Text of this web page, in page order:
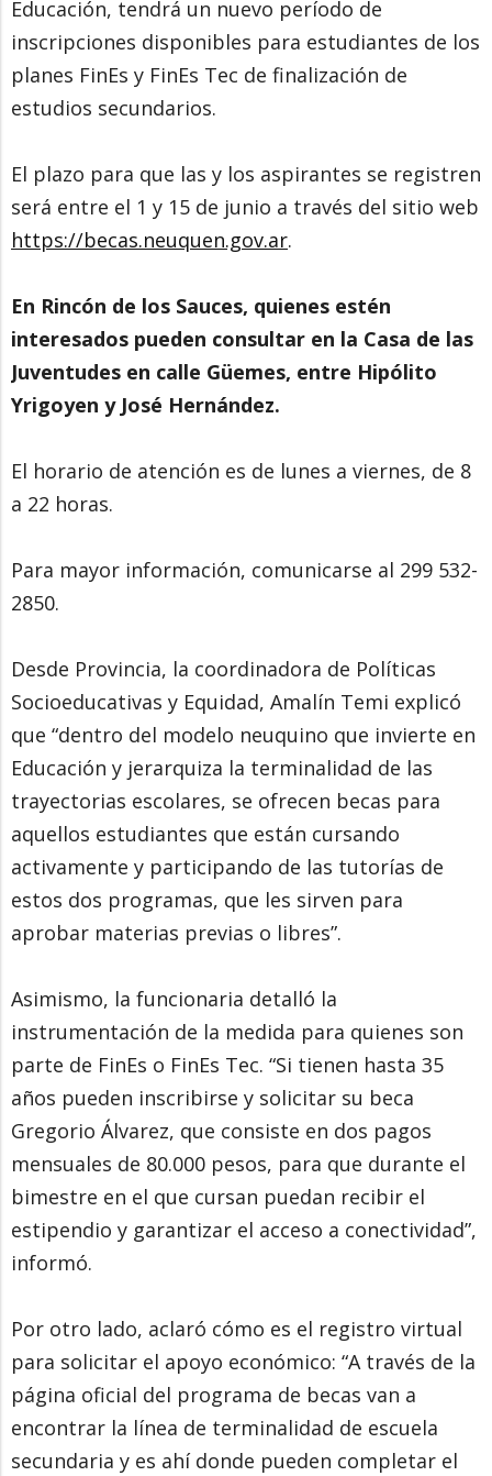
Educación, tendrá un nuevo período de
inscripciones disponibles para estudiantes de los
planes FinEs y FinEs Tec de finalización de
estudios secundarios.
El plazo para que las y los aspirantes se registren
será entre el 1 y 15 de junio a través del sitio web
https://becas.neuquen.gov.ar.
En Rincón de los Sauces, quienes estén
interesados pueden consultar en la Casa de las
Juventudes en calle Güemes, entre Hipólito
Yrigoyen y José Hernández.
El horario de atención es de lunes a viernes, de 8
a 22 horas.
Para mayor información, comunicarse al 299 532-
2850.
Desde Provincia, la coordinadora de Políticas
Socioeducativas y Equidad, Amalín Temi explicó
que “dentro del modelo neuquino que invierte en
Educación y jerarquiza la terminalidad de las
trayectorias escolares, se ofrecen becas para
aquellos estudiantes que están cursando
activamente y participando de las tutorías de
estos dos programas, que les sirven para
aprobar materias previas o libres”.
Asimismo, la funcionaria detalló la
instrumentación de la medida para quienes son
parte de FinEs o FinEs Tec. “Si tienen hasta 35
años pueden inscribirse y solicitar su beca
Gregorio Álvarez, que consiste en dos pagos
mensuales de 80.000 pesos, para que durante el
bimestre en el que cursan puedan recibir el
estipendio y garantizar el acceso a conectividad”,
informó.
Por otro lado, aclaró cómo es el registro virtual
para solicitar el apoyo económico: “A través de la
página oficial del programa de becas van a
encontrar la línea de terminalidad de escuela
secundaria y es ahí donde pueden completar el